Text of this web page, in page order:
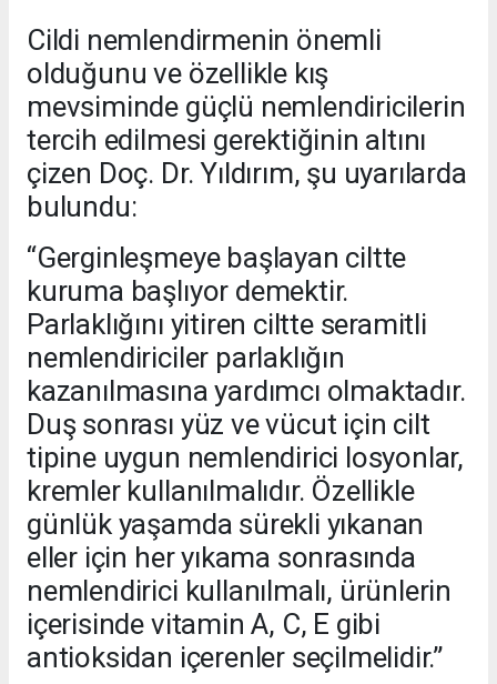
Cildi nemlendirmenin önemli
olduğunu ve özellikle kış
mevsiminde güçlü nemlendiricilerin
tercih edilmesi gerektiğinin altını
çizen Doç. Dr. Yıldırım, şu uyarılarda
bulundu:
“Gerginleşmeye başlayan ciltte
kuruma başlıyor demektir.
Parlaklığını yitiren ciltte seramitli
nemlendiriciler parlaklığın
kazanılmasına yardımcı olmaktadır.
Duş sonrası yüz ve vücut için cilt
tipine uygun nemlendirici losyonlar,
kremler kullanılmalıdır. Özellikle
günlük yaşamda sürekli yıkanan
eller için her yıkama sonrasında
nemlendirici kullanılmalı, ürünlerin
içerisinde vitamin A, C, E gibi
antioksidan içerenler seçilmelidir.”